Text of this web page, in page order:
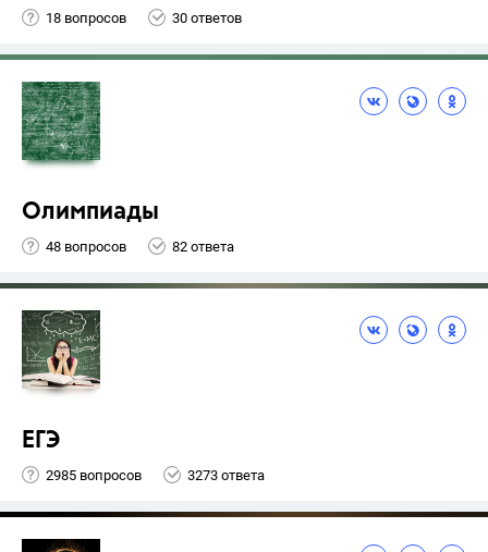
18 вопросов 30 ответов
Олимпиады
48 вопросов 82 ответа
ЕГЭ
2985 вопросов 3273 ответа